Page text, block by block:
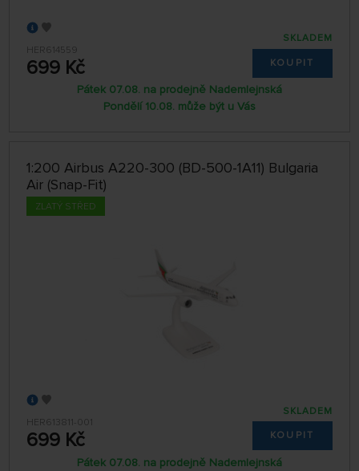
HER614559
699 Kč
SKLADEM
KOUPIT
Pátek 07.08. na prodejně Nademlejnská
Pondělí 10.08. může být u Vás
1:200 Airbus A220-300 (BD-500-1A11) Bulgaria
Air (Snap-Fit)
ZLATÝ STŘED
HER613811-001
699 Kč
SKLADEM
KOUPIT
Pátek 07.08. na prodejně Nademlejnská